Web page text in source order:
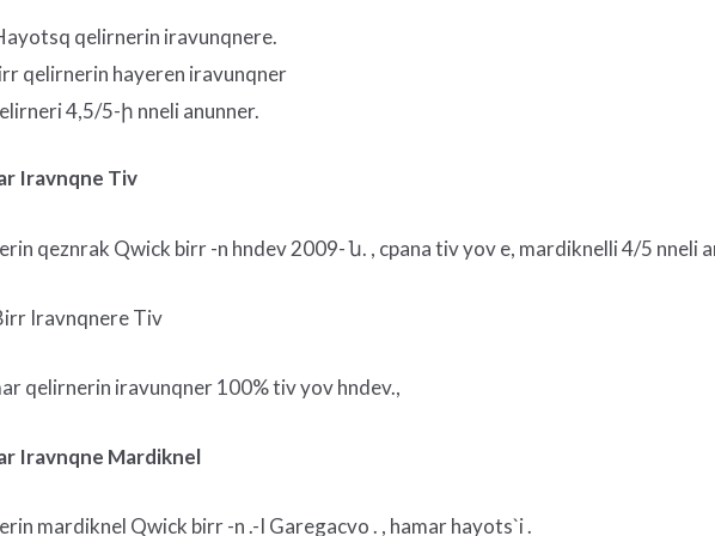
qelirnerin iravunqnere.
qelirnerin hayeren iravunqner
4,5/5-ի nneli anunner.
Iravnqne Tiv
qeznrak Qwick birr -n hndev 2009- ն. , cpana tiv yov e, mardiknelli 4/5 nneli
Iravnqnere Tiv
qelirnerin iravunqner 100% tiv yov hndev.,
Iravnqne Mardiknel
mardiknel Qwick birr -n .-I Garegacvo . , hamar hayots`i .